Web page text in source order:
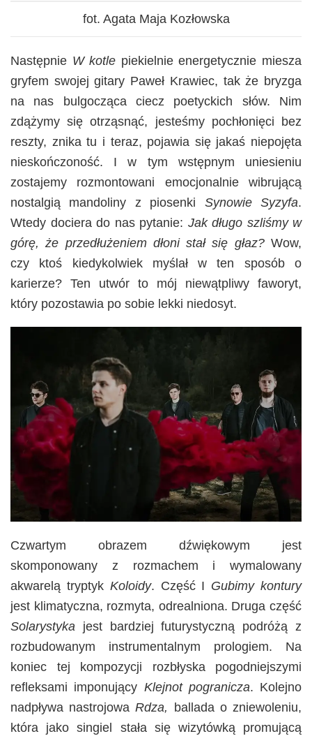
fot. Agata Maja Kozłowska
Następnie W kotle piekielnie energetycznie miesza
gryfem swojej gitary Paweł Krawiec, tak że bryzga
na nas bulgocząca ciecz poetyckich słów. Nim
zdążymy się otrząsnąć, jesteśmy pochłonięci bez
reszty, znika tu i teraz, pojawia się jakaś niepojęta
nieskończoność. I w tym wstępnym uniesieniu
zostajemy rozmontowani emocjonalnie wibrującą
nostalgią mandoliny z piosenki Synowie Syzyfa.
Wtedy dociera do nas pytanie: Jak długo szliśmy w
górę, że przedłużeniem dłoni stał się głaz?Wow,
czy ktoś kiedykolwiek myślał w ten sposób o
karierze? Ten utwór to mój niewątpliwy faworyt,
który pozostawia po sobie lekki niedosyt.
Czwartym obrazem dźwiękowym jest
skomponowany z rozmachem i wymalowany
akwarelą tryptyk Koloidy. Część I Gubimy kontury
jest klimatyczna, rozmyta, odrealniona. Druga część
Solarystyka jest bardziej futurystyczną podróżą z
rozbudowanym instrumentalnym prologiem. Na
koniec tej kompozycji rozbłyska pogodniejszymi
refleksami imponujący Klejnot pogranicza. Kolejno
nadpływa nastrojowaRdza, ballada o zniewoleniu,
która jako singiel stała się wizytówką promującą